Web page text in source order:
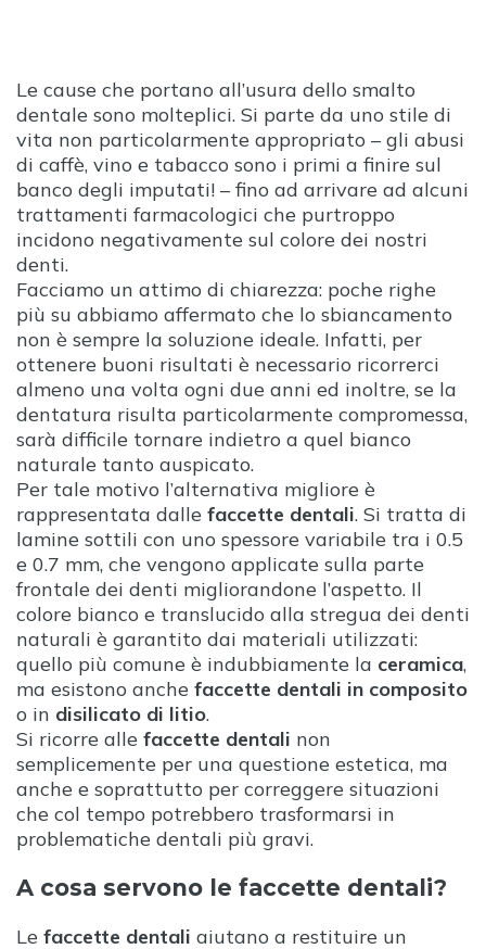
Le cause che portano all’usura dello smalto
dentale sono molteplici. Si parte da uno stile di
vita non particolarmente appropriato – gli abusi
di caffè, vino e tabacco sono i primi a finire sul
banco degli imputati! – fino ad arrivare ad alcuni
trattamenti farmacologici che purtroppo
incidono negativamente sul colore dei nostri
denti.
Facciamo un attimo di chiarezza: poche righe
più su abbiamo affermato che lo sbiancamento
non è sempre la soluzione ideale. Infatti, per
ottenere buoni risultati è necessario ricorrerci
almeno una volta ogni due anni ed inoltre, se la
dentatura risulta particolarmente compromessa,
sarà difficile tornare indietro a quel bianco
naturale tanto auspicato.
Per tale motivo l’alternativa migliore è
rappresentata dalle faccette dentali. Si tratta di
lamine sottili con uno spessore variabile tra i 0.5
e 0.7 mm, che vengono applicate sulla parte
frontale dei denti migliorandone l’aspetto. Il
colore bianco e translucido alla stregua dei denti
naturali è garantito dai materiali utilizzati:
quello più comune è indubbiamente la ceramica,
ma esistono anche faccette dentali in composito
o in disilicato di litio.
Si ricorre alle faccette dentali non
semplicemente per una questione estetica, ma
anche e soprattutto per correggere situazioni
che col tempo potrebbero trasformarsi in
problematiche dentali più gravi.
A cosa servono le faccette dentali?
Le faccette dentali aiutano a restituire un